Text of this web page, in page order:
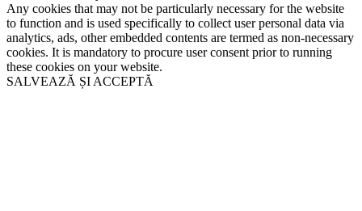
Any cookies that may not be particularly necessary for the website
to function and is used specifically to collect user personal data via
analytics, ads, other embedded contents are termed as non-necessary
cookies. It is mandatory to procure user consent prior to running
these cookies on your website.
SALVEAZĂ ȘI ACCEPTĂ